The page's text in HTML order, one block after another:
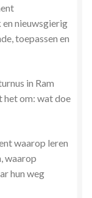
nieuwsgierig
toepassen en
in Ram
het om: wat doe
waarop leren
waarop
hun weg